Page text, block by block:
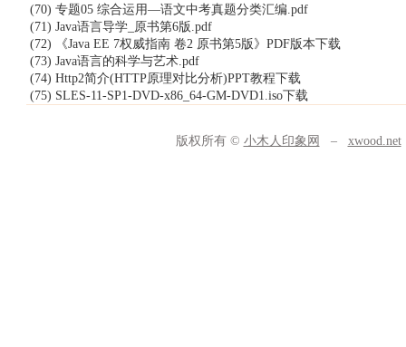
(70) 专题05 综合运用—语文中考真题分类汇编.pdf
(71) Java语言导学_原书第6版.pdf
(72) 《Java EE 7权威指南 卷2 原书第5版》PDF版本下载
(73) Java语言的科学与艺术.pdf
(74) Http2简介(HTTP原理对比分析)PPT教程下载
(75) SLES-11-SP1-DVD-x86_64-GM-DVD1.iso下载
版权所有 © 小木人印象网 – xwood.net